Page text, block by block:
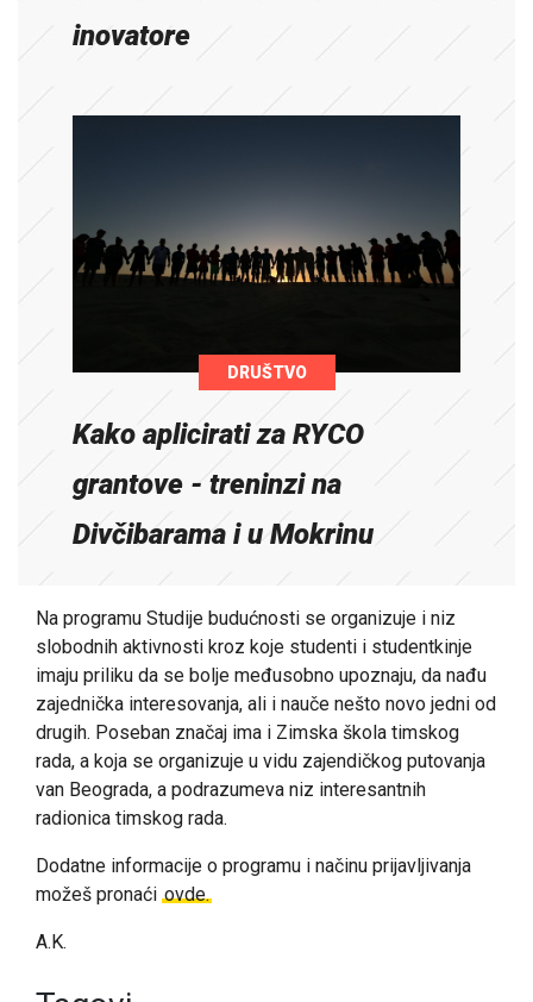
inovatore
DRUŠTVO
Kako aplicirati za RYCO
grantove - treninzi na
Divčibarama i u Mokrinu
Na programu Studije budućnosti se organizuje i niz
slobodnih aktivnosti kroz koje studenti i studentkinje
imaju priliku da se bolje međusobno upoznaju, da nađu
zajednička interesovanja, ali i nauče nešto novo jedni od
drugih. Poseban značaj ima i Zimska škola timskog
rada, a koja se organizuje u vidu zajendičkog putovanja
van Beograda, a podrazumeva niz interesantnih
radionica timskog rada.
Dodatne informacije o programu i načinu prijavljivanja
možeš pronaći ovde.
A.K.